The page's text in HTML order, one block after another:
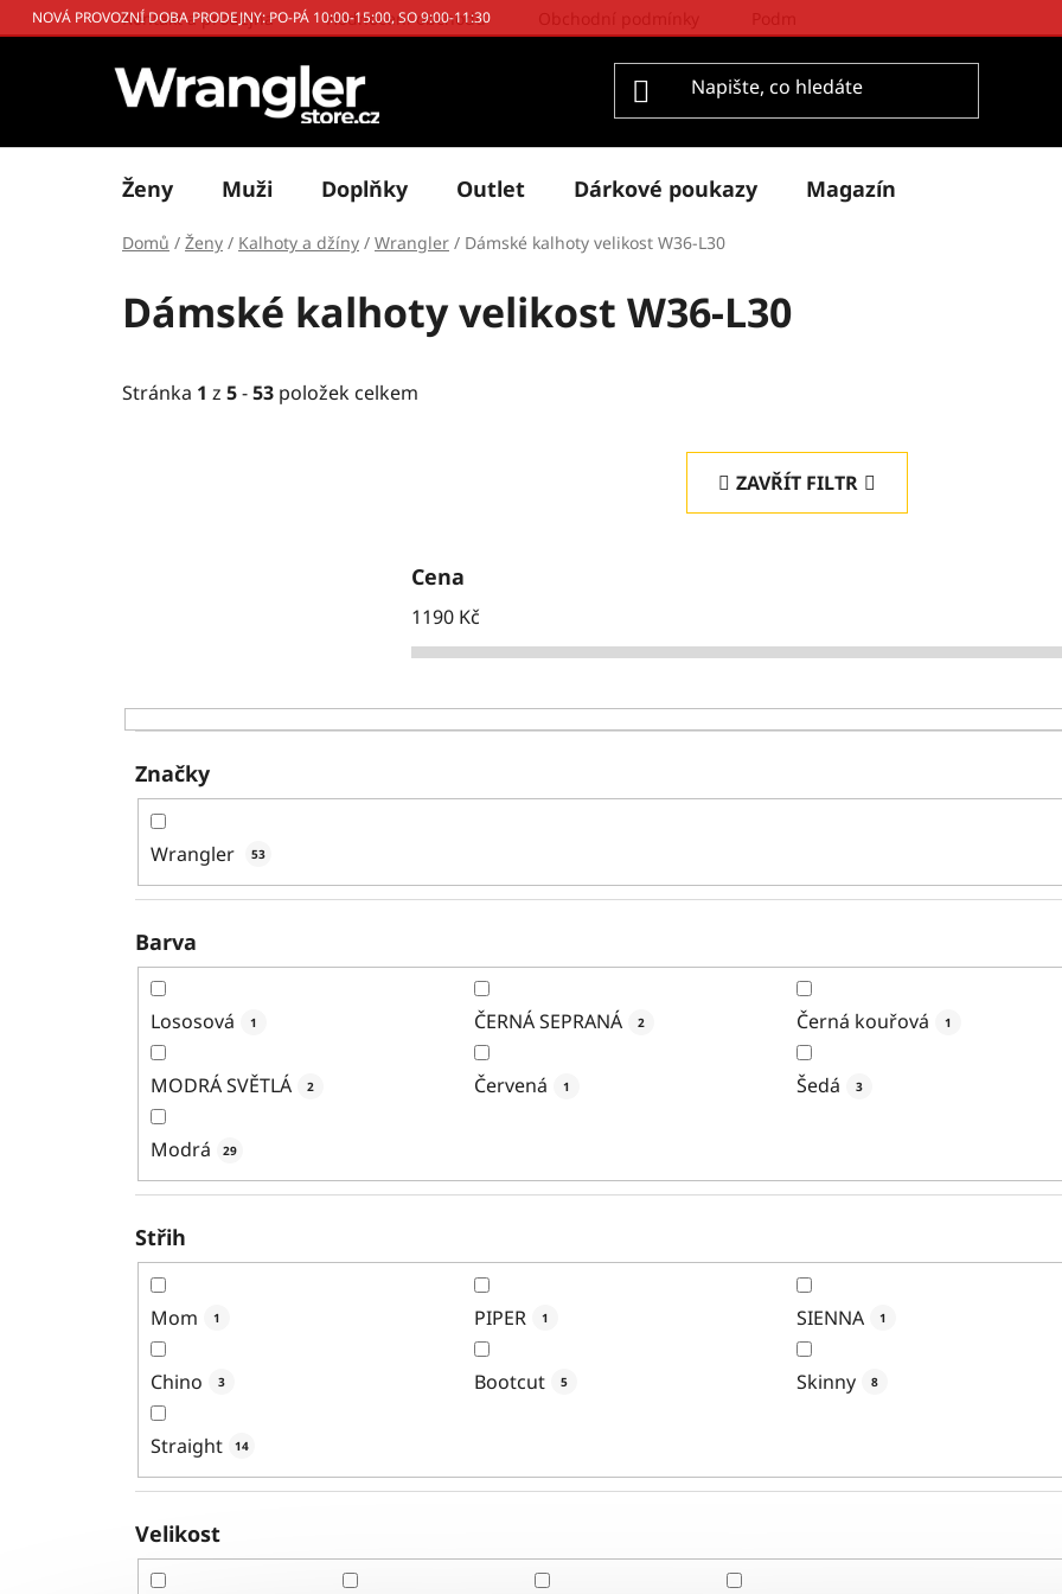
Přejít
na
NOVÁ PROVOZNÍ DOBA PRODEJNY: PO-PÁ 10:00-15:00, SO 9:00-11:30
Kontakt a prodejna Hodnocení obchodu
Ženy Muži Doplňky Outlet Dárkové poukazy Magazín
Domů / Ženy / Kalhoty a džíny / Wrangler / Dámské kalhoty velikost W36-L30
Dámské kalhoty velikost W36-L30
Stránka 1 z 5-53 položek celkem
ZAVŘÍT FILTR
Cena
1190 Kč
Značky
Wrangler 53
Barva
Lososová 1 ČERNÁ SEPRANÁ 2 Černá kouřová 1
MODRÁ SVĚTLÁ 2 Červená 1 Šedá 3
Modrá 29
Střih
Mom 1 PIPER 1 SIENNA 1
Chino 3 Bootcut 5 Skinny 8
Straight 14
Velikost